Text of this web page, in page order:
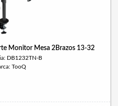
Monitor Mesa 2Brazos 13-32
DB1232TN-B
TooQ